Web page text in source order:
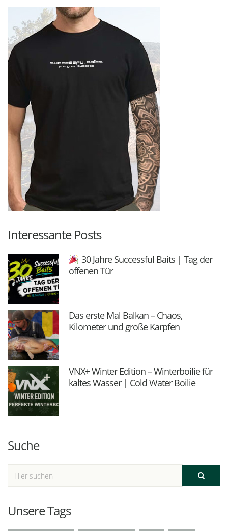
Interessante Posts
30 Jahre Successful Baits | Tag der
offenen Tür
Das erste Mal Balkan – Chaos,
Kilometer und große Karpfen
VNX+ Winter Edition – Winterboilie für
kaltes Wasser | Cold Water Boilie
Suche
Unsere Tags